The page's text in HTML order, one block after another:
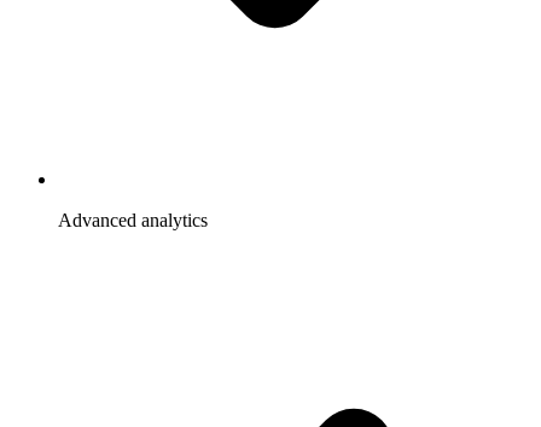
Advanced analytics